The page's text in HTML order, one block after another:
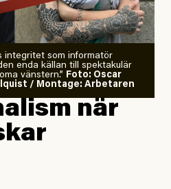
integritet som informatör
enda källan till spektakulär
vänstern.” Foto: Oscar
/ Montage: Arbetaren
när